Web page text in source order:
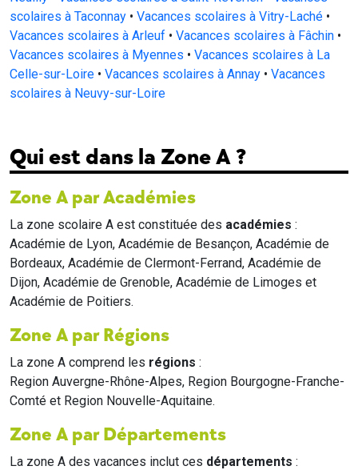
scolaires à Taconnay • Vacances scolaires à Vitry-Laché •
Vacances scolaires à Arleuf • Vacances scolaires à Fâchin •
Vacances scolaires à Myennes • Vacances scolaires à La
Celle-sur-Loire • Vacances scolaires à Annay • Vacances
scolaires à Neuvy-sur-Loire
Qui est dans la Zone A ?
Zone A par Académies
La zone scolaire A est constituée des académies :
Académie de Lyon, Académie de Besançon, Académie de
Bordeaux, Académie de Clermont-Ferrand, Académie de
Dijon, Académie de Grenoble, Académie de Limoges et
Académie de Poitiers.
Zone A par Régions
La zone A comprend les régions :
Region Auvergne-Rhône-Alpes, Region Bourgogne-Franche-
Comté et Region Nouvelle-Aquitaine.
Zone A par Départements
La zone A des vacances inclut ces départements :